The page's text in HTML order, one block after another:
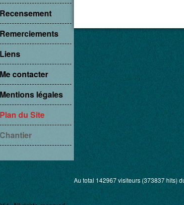
Recensement
Remerciements
Liens
Me contacter
Mentions légales
Plan du Site
Chantier
Au total 142967 visiteurs (373837 hits)